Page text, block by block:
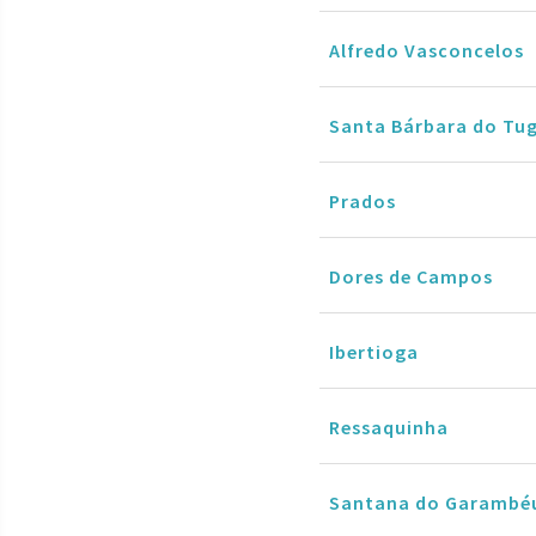
Alfredo Vasconcelos
Santa Bárbara do
Prados
Dores de Campos
Ibertioga
Ressaquinha
Santana do